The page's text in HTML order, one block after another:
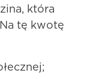
która
tę kwotę